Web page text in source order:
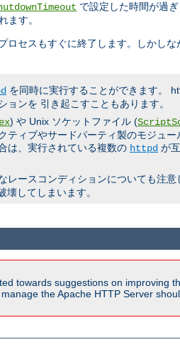
で設定した時間が過
ます。
ロセスもすぐに終了します。しかしな
を同時に実行することができます。
ンを 引き起こすこともあります。
) や Unix ソケットファイル (
ィブやサードパーティ製のモジュ
は、実行されている複数の httpd が
レースコンディションについても注
してしまいます。
towards suggestions on
the Apache HTTP Server